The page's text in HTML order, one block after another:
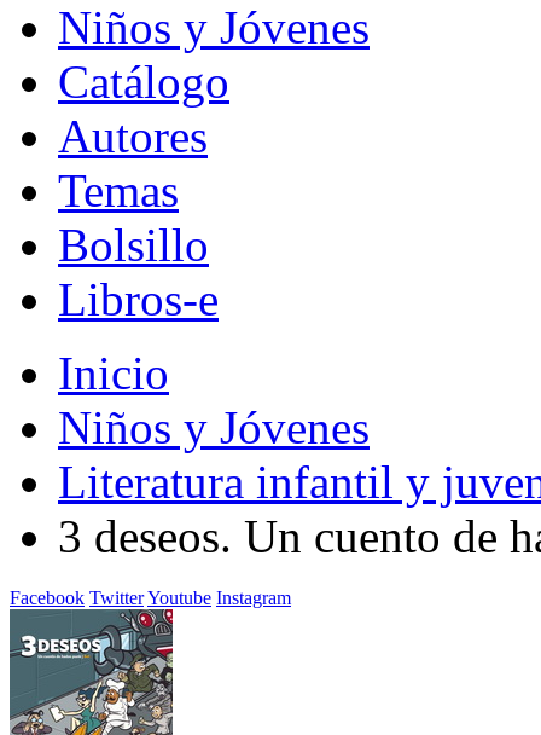
Niños y Jóvenes
Catálogo
Autores
Temas
Bolsillo
Libros-e
Inicio
Niños y Jóvenes
Literatura infantil y
3 deseos. Un cuento de
Facebook TwitterYoutube Instagram